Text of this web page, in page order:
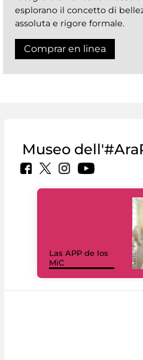
esplorano il concetto di
assoluta e rigore formale.
Comprar en linea
Museo
Las APP de los
MiC